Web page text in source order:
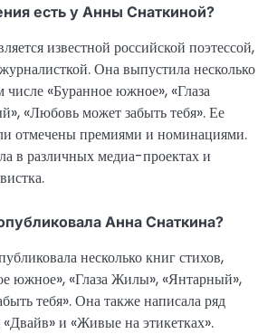
есть у Анны Снаткиной?
известной российской поэтессой,
Она выпустила несколько
числе «Буранное южное», «Глаза
«Любовь может забыть тебя». Ее
отмечены премиями и номинациями.
в различных медиа-проектах и
Анна Снаткина?
несколько книг стихов,
южное», «Глаза Жилы», «Янтарный»,
тебя». Она также написала ряд
и «Живые на этикетках».